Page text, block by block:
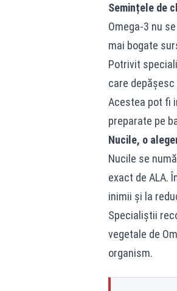
Semințele de
Omega-3 nu
mai bogate
Potrivit
care
Acestea pot fi
preparate pe
Nucile, o
Nucile se
exact de ALA.
inimii și la
Specialiștii
vegetale de
organism.